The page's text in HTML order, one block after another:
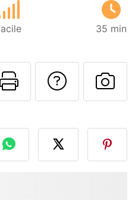
35 min
cette
Imprimer